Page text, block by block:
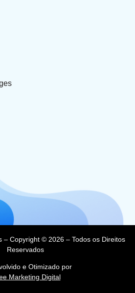
– Copyright © 2026 – Todos os Direitos
Reservados
e Otimizado por
Marketing Digital